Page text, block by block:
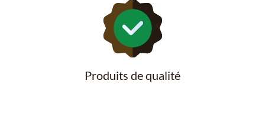
Produits de qualité